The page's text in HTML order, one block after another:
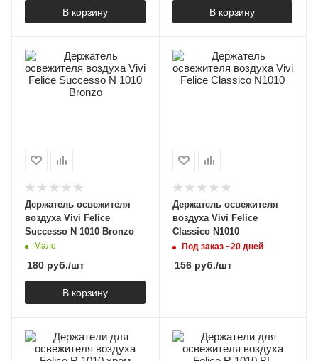
В корзину В корзину
Держатель освежителя
воздуха Vivi Felice
Successo N 1010 Bronzo
Мало
180 руб./шт
В корзину
Держатель освежителя
воздуха Vivi Felice
Classico N1010
Под заказ ~20 дней
156руб./шт